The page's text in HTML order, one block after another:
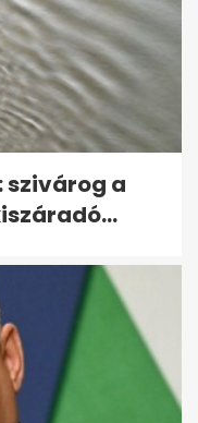
csak
szivárog a